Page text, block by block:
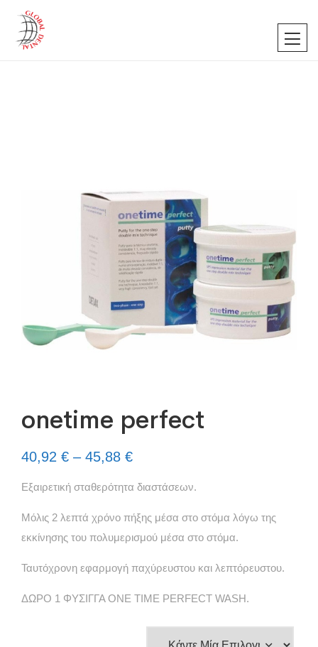
onetime perfect
40,92 € – 45,88 €
Εξαιρετική σταθερότητα διαστάσεων.
Μόλις 2 λεπτά χρόνο πήξης μέσα στο στόμα λόγω της
εκκίνησης του πολυμερισμού μέσα στο στόμα.
Ταυτόχρονη εφαρμογή παχύρευστου και λεπτόρευστου.
ΔΩΡΟ 1 ΦΥΣΙΓΓΑ ONE TIME PERFECT WASH.